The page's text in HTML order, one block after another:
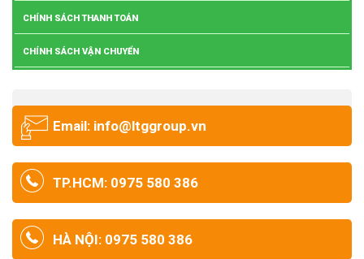
CHÍNH SÁCH THANH TOÁN
CHÍNH SÁCH VẬN CHUYỂN
Email: info@ltggroup.vn
TP.HCM: 0975 580 386
HÀ NỘI: 0975 580 386